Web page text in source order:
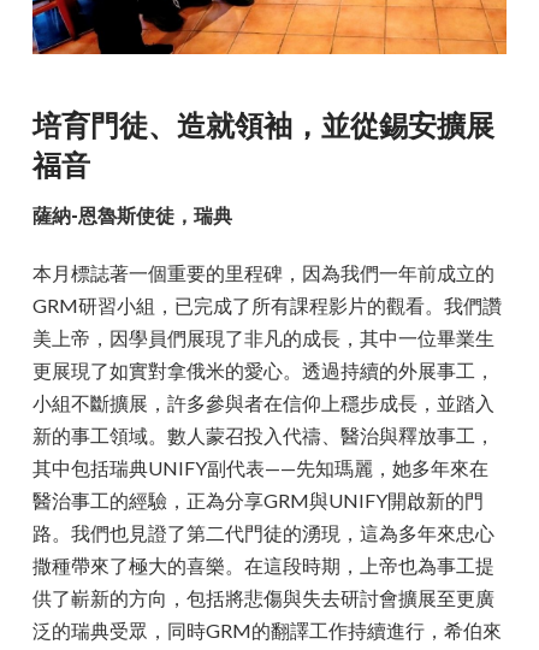
培育門徒、造就領袖，並從錫安擴展
福音
薩納-恩魯斯使徒，瑞典
本月標誌著一個重要的里程碑，因為我們一年前成立的
GRM研習小組，已完成了所有課程影片的觀看。我們讚
美上帝，因學員們展現了非凡的成長，其中一位畢業生
更展現了如實對拿俄米的愛心。透過持續的外展事工，
小組不斷擴展，許多參與者在信仰上穩步成長，並踏入
新的事工領域。數人蒙召投入代禱、醫治與釋放事工，
其中包括瑞典UNIFY副代表——先知瑪麗，她多年來在
醫治事工的經驗，正為分享GRM與UNIFY開啟新的門
路。我們也見證了第二代門徒的湧現，這為多年來忠心
撒種帶來了極大的喜樂。在這段時期，上帝也為事工提
供了嶄新的方向，包括將悲傷與失去研討會擴展至更廣
泛的瑞典受眾，同時GRM的翻譯工作持續進行，希伯來